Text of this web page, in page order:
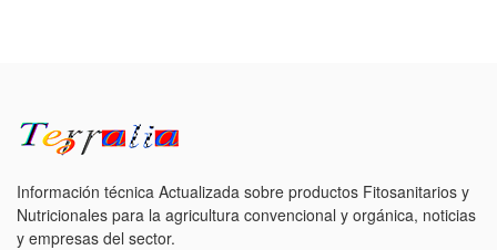
Información técnica Actualizada sobre productos Fitosanitarios y
Nutricionales para la agricultura convencional y orgánica, noticias
y empresas del sector.